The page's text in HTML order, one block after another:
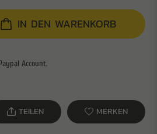
IN DEN WARENKORB
TEILEN MERKEN